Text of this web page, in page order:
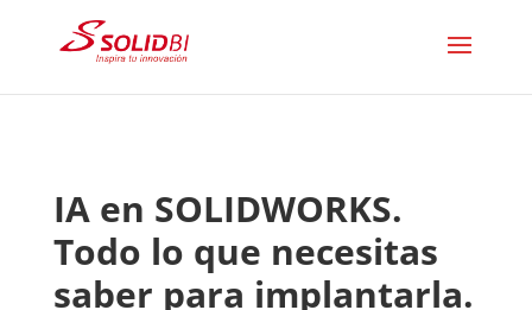
IA en SOLIDWORKS.
Todo lo que necesitas
saber para implantarla.